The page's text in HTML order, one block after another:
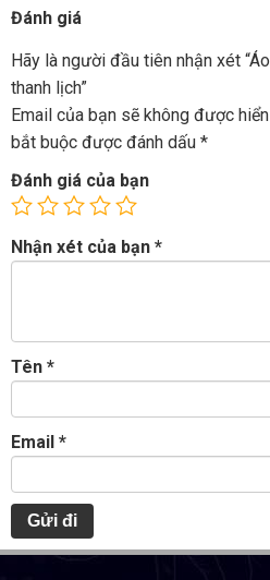
Đánh giá
Hãy là người đầu tiên nhận xét
thanh lịch”
Email của bạn sẽ không được
bắt buộc được đánh dấu *
Đánh giá của bạn
Nhận xét của bạn *
Tên *
Email *